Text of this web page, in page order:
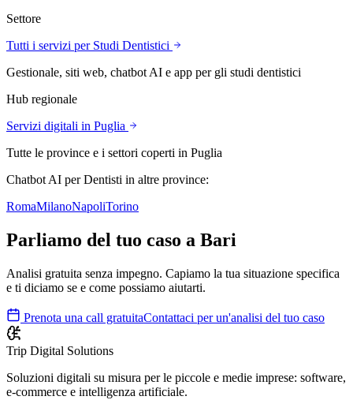
Settore
Tutti i servizi per Studi Dentistici
Gestionale, siti web, chatbot AI e app per gli studi dentistici
Hub regionale
Servizi digitali in Puglia
Tutte le province e i settori coperti in Puglia
Chatbot AI per Dentisti in altre province:
RomaMilanoNapoliTorino
Parliamo del tuo caso a Bari
Analisi gratuita senza impegno. Capiamo la tua situazione specifica
e ti diciamo se e come possiamo aiutarti.
Prenota una call gratuitaContattaci per un'analisi del tuo caso
Trip Digital Solutions
Soluzioni digitali su misura per le piccole e medie imprese: software,
e-commerce e intelligenza artificiale.